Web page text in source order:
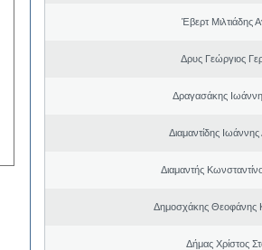
Έβερτ Μιλτιάδης
Δρυς Γεώργιος
Δραγασάκης
Διαμαντίδης Ιωάννης
Διαμαντής
Δημοσχάκης Θεοφάνης
Δήμας Χρίστος